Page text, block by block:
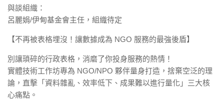
與談組織：
呂麗娟/伊甸基金會主任，組織待定
【不再被表格埋沒！讓數據成為 NGO 服務的最強後盾】
別讓瑣碎的行政表格，消磨了你投身服務的熱情！
實體技術工作坊專為 NGO/NPO 夥伴量身打造，捨棄空泛的理
論，直擊「資料雜亂、效率低下、成果難以進行量化」三大核
心痛點。